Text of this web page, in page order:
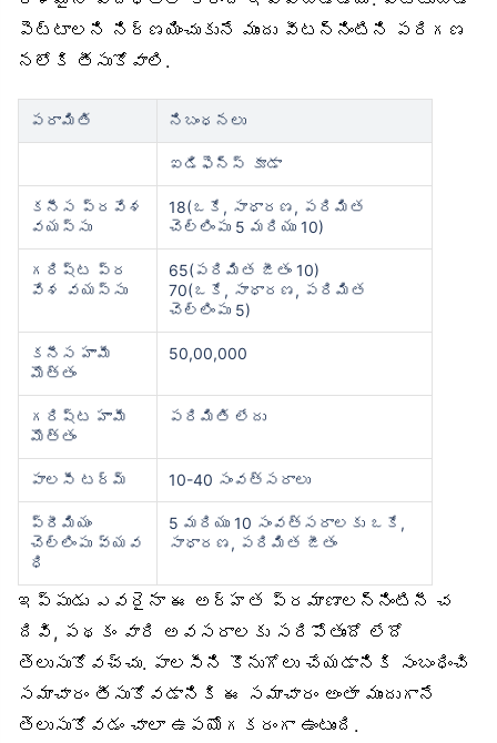
పెట్టాలని నిర్ణయించుకునే ముందు వీటన్నింటిని పరిగణ
నలోకి తీసుకోవాలి.
పరామితి నిబంధనలు
ఐడిఫెన్స్ కూడా
కనీస ప్రవేశ
వయస్సు
18(ఒకే, సాధారణ, పరిమిత
చెల్లింపు 5 మరియు 10)
గరిష్ట ప్ర
వేశ వయస్సు
65(పరిమిత జీతం 10)
70(ఒకే, సాధారణ, పరిమిత
చెల్లింపు 5)
కనీస హామీ
మొత్తం
50,00,000
గరిష్ట హామీ
మొత్తం
పరిమితి లేదు
పాలసీ టర్మ్ 10-40 సంవత్సరాలు
ప్రీమియం
చెల్లింపు వ్యవ
ధి
5 మరియు 10 సంవత్సరాలకు ఒకే,
సాధారణ, పరిమిత జీతం
ఇప్పుడు ఎవరైనా ఈ అర్హత ప్రమాణాలన్నింటినీ చ
దివి, పథకం వారి అవసరాలకు సరిపోతుందో లేదో
తెలుసుకోవచ్చు. పాలసీని కొనుగోలు చేయడానికి సంబంధించి
సమాచారం తీసుకోవడానికి ఈ సమాచారం అంతా ముందుగానే
తెలుసుకోవడం చాలా ఉపయోగకరంగా ఉంటుంది.